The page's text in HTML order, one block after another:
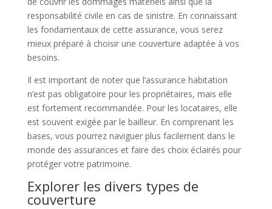
responsabilité civile en cas de sinistre. En connaissant
les fondamentaux de cette assurance, vous serez
mieux préparé à choisir une couverture adaptée à vos
besoins.
Il est important de noter que l’assurance habitation
n’est pas obligatoire pour les propriétaires, mais elle
est fortement recommandée. Pour les locataires, elle
est souvent exigée par le bailleur. En comprenant les
bases, vous pourrez naviguer plus facilement dans le
monde des assurances et faire des choix éclairés pour
protéger votre patrimoine.
Explorer les divers types de
couverture